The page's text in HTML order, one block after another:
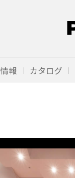
報 カタログ